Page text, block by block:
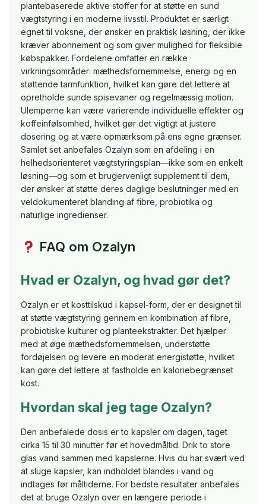
plantebaserede aktive stoffer for at støtte en sund
vægtstyring i en moderne livsstil. Produktet er særligt
egnet til voksne, der ønsker en praktisk løsning, der ikke
kræver abonnement og som giver mulighed for fleksible
købspakker. Fordelene omfatter en række
virkningsområder: mæthedsfornemmelse, energi og en
støttende tarmfunktion, hvilket kan gøre det lettere at
opretholde sunde spisevaner og regelmæssig motion.
Ulemperne kan være varierende individuelle effekter og
koffeinfølsomhed, hvilket gør det vigtigt at justere
dosering og at være opmærksom på ens egne grænser.
Samlet set anbefales Ozalyn som en afdeling i en
helhedsorienteret vægtstyringsplan—ikke som en enkelt
løsning—og som et brugervenligt supplement til dem,
der ønsker at støtte deres daglige beslutninger med en
veldokumenteret blanding af fibre, probiotika og
naturlige ingredienser.
FAQ om Ozalyn
Hvad er Ozalyn, og hvad gør det?
Ozalyn er et kosttilskud i kapsel-form, der er designet til
at støtte vægtstyring gennem en kombination af fibre,
probiotiske kulturer og planteekstrakter. Det hjælper
med at øge mæthedsfornemmelsen, understøtte
fordøjelsen og levere en moderat energistøtte, hvilket
kan gøre det lettere at fastholde en kaloriebegrænset
kost.
Hvordan skal jeg tage Ozalyn?
Den anbefalede dosis er to kapsler om dagen, taget
cirka 15 til 30 minutter før et hovedmåltid. Drik to store
glas vand sammen med kapslerne. Hvis du har svært ved
at sluge kapsler, kan indholdet blandes i vand og
indtages før måltiderne. For bedste resultater anbefales
det at bruge Ozalyn over en længere periode i